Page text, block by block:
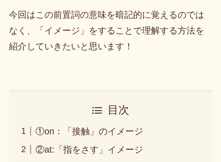
今回はこの前置詞の意味を暗記的に覚えるのでは
なく、「イメージ」をすることで理解する方法を
紹介していきたいと思います！
目次
①on：「接触」のイメージ
②at:「指をさす」イメージ